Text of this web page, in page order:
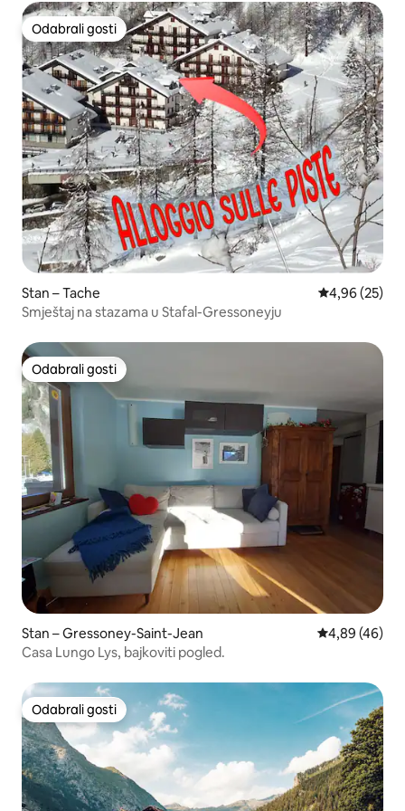
Odabrali gosti
Odabrali gosti
Stan – Tache Prosječna
4,96 (25)
Smještaj na stazama u Stafal-Gressoneyju
Odabrali gosti
Odabrali gosti
Stan – Gressoney-Saint-Jean Prosječna
4,89 (46)
Casa Lungo Lys, bajkoviti pogled.
Odabrali gosti
Odabrali gosti